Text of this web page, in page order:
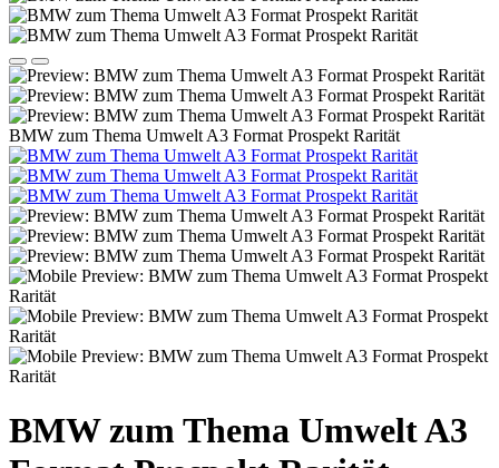
BMW zum Thema Umwelt A3 Format Prospekt Rarität
BMW zum Thema Umwelt A3